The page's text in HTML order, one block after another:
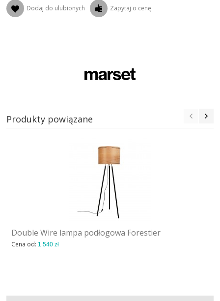
Dodaj do ulubionych Zapytaj o cenę
Produkty powiązane
Double Wire lampa podłogowa Forestier
Cena od: 1 540 zł